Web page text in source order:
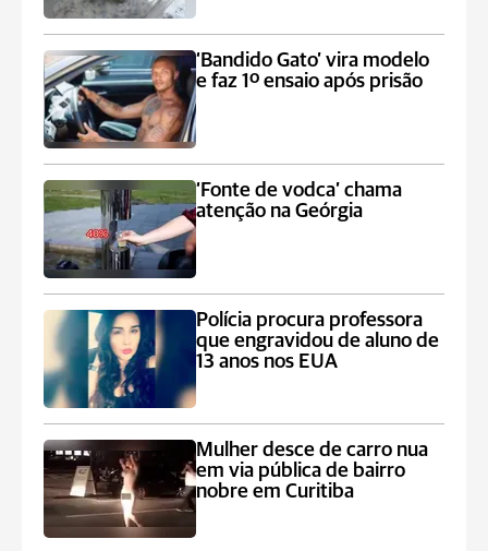
‘Bandido Gato’ vira modelo
e faz 1º ensaio após prisão
‘Fonte de vodca’ chama
atenção na Geórgia
Polícia procura professora
que engravidou de aluno de
13 anos nos EUA
Mulher desce de carro nua
em via pública de bairro
nobre em Curitiba